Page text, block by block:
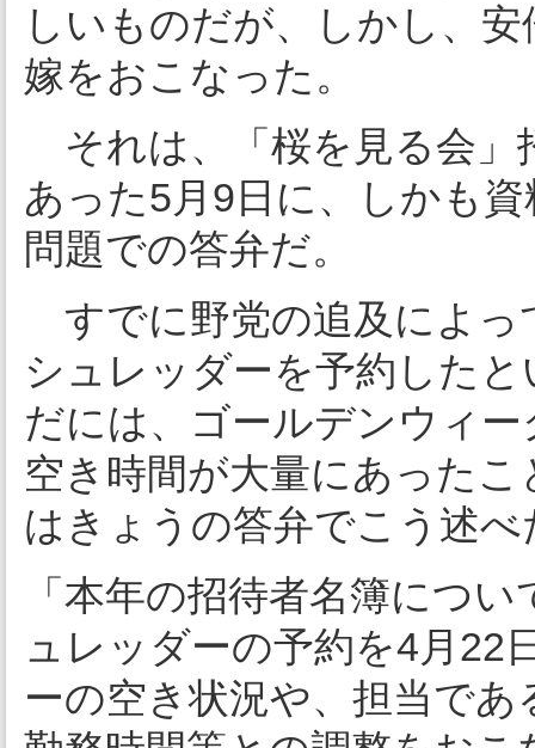
しいものだが、しかし、
嫁をおこなった。
それは、「桜を見る会」
あった5月9日に、しかも
問題での答弁だ。
すでに野党の追及によっ
シュレッダーを予約した
だには、ゴールデンウィ
空き時間が大量にあった
はきょうの答弁でこう述べ
「本年の招待者名簿につ
ュレッダーの予約を4月22
ーの空き状況や、担当で